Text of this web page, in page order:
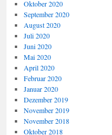
Oktober 2020
September 2020
August 2020
Juli 2020
Juni 2020
Mai 2020
April 2020
Februar 2020
Januar 2020
Dezember 2019
November 2019
November 2018
Oktober 2018